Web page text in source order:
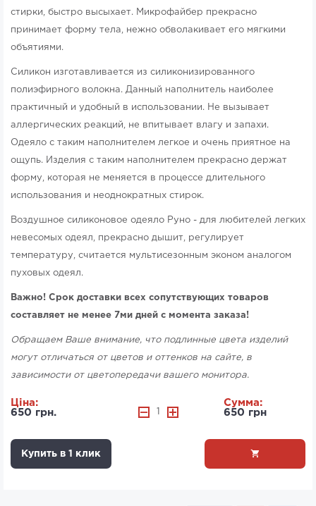
стирки, быстро высыхает. Микрофайбер прекрасно
принимает форму тела, нежно обволакивает его мягкими
объятиями.
Силикон изготавливается из силиконизированного
полиэфирного волокна. Данный наполнитель наиболее
практичный и удобный в использовании. Не вызывает
аллергических реакций, не впитывает влагу и запахи.
Одеяло с таким наполнителем легкое и очень приятное на
ощупь. Изделия с таким наполнителем прекрасно держат
форму, которая не меняется в процессе длительного
использования и неоднократных стирок.
Воздушное силиконовое одеяло Руно - для любителей легких
невесомых одеял, прекрасно дышит, регулирует
температуру, считается мультисезонным эконом аналогом
пуховых одеял.
Важно! Срок доставки всех сопутствующих товаров
составляет не менее 7ми дней с момента заказа!
Обращаем Ваше внимание, что подлинные цвета изделий
могут отличаться от цветов и оттенков на сайте, в
зависимости от цветопередачи вашего монитора.
Ціна:
650 грн.
Сумма:
650 грн
Купить в 1 клик